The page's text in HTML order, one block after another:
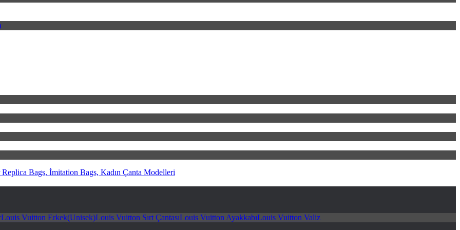
Bags, İmitation Bags, Kadın Çanta Modelleri
Louis Vuitton Erkek(Unisek)Louis Vuitton Sırt ÇantasıLouis Vuitton AyakkabıLouis Vuitton Valiz